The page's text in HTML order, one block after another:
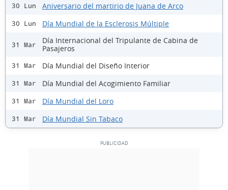
30 Lun Aniversario del martirio de Juana de Arco
30 Lun Día Mundial de la Esclerosis Múltiple
31 Mar
Día Internacional del Tripulante de Cabina de
Pasajeros
31 Mar Día Mundial del Diseño Interior
31 Mar Día Mundial del Acogimiento Familiar
31 Mar Día Mundial del Loro
31 Mar Día Mundial Sin Tabaco